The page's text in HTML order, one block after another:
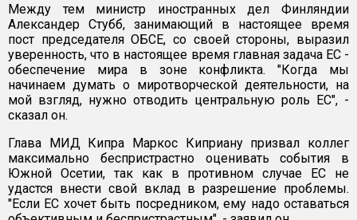
Между тем министр иностранных дел Финляндии
Александер Стубб, занимающий в настоящее время
пост председателя ОБСЕ, со своей стороны, выразил
уверенность, что в настоящее время главная задача ЕС -
обеспечение мира в зоне конфликта. "Когда мы
начинаем думать о миротворческой деятельности, на
мой взгляд, нужно отводить центральную роль ЕС", -
сказал он.
Глава МИД Кипра Маркос Киприану призвал коллег
максимально беспристрастно оценивать события в
Южной Осетии, так как в противном случае ЕС не
удастся внести свой вклад в разрешение проблемы.
"Если ЕС хочет быть посредником, ему надо оставаться